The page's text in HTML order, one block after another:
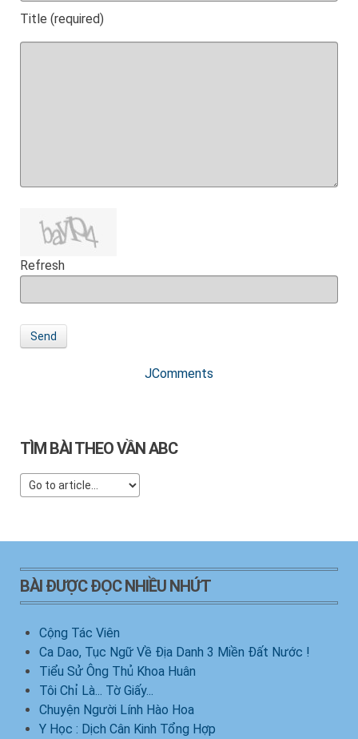
Title (required)
Refresh
Send
JComments
TÌM BÀI THEO VẦN ABC
BÀI ĐƯỢC ĐỌC NHIỀU NHỨT
Cộng Tác Viên
Ca Dao, Tục Ngữ Về Địa Danh 3 Miền Đất Nước !
Tiểu Sử Ông Thủ Khoa Huân
Tôi Chỉ Là... Tờ Giấy...
Chuyện Người Lính Hào Hoa
Y Học : Dịch Cân Kinh Tổng Hợp